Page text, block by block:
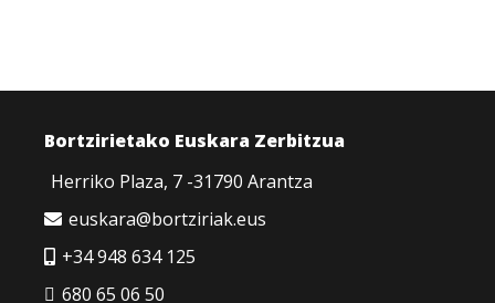
Bortzirietako Euskara Zerbitzua
Herriko Plaza, 7 -31790 Arantza
euskara@bortziriak.eus
+34 948 634 125
680 65 06 50